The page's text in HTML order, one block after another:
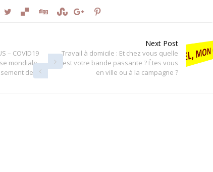
– COVID19
mondiale
des
Next Post
Travail à domicile : Et chez vous quelle
est votre bande passante ? Êtes vous
en ville ou à la campagne ?